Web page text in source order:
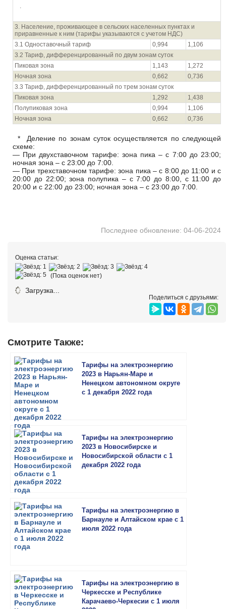
.
3. Население, проживающее в сельских населенных пунктах и
приравненные к ним (тарифы указываются с учетом НДС)
3.1 Одноставочный тариф
0,994
1,106
3.2 Тариф, дифференцированный по двум зонам суток
Пиковая зона
1,143
1,272
Ночная зона
0,662
0,736
3.3 Тариф, дифференцированный по трем зонам суток
Пиковая зона
1,292
1,438
Полупиковая зона
0,994
1,106
Ночная зона
0,662 0,736
* Деление по зонам суток осуществляется по следующей
схеме:
— При двухставочном тарифе: зона пика – с 7:00 до 23:00;
ночная зона – с 23:00 до 7:00.
— При трехставочном тарифе: зона пика – с 8:00 до 11:00 и с
20:00 до 22:00; зона полупика – с 7:00 до 8:00, с 11:00 до
20:00 и с 22:00 до 23:00; ночная зона – с 23:00 до 7:00.
Последнее обновление: 04-06-2024
Оценка статьи:
(Пока оценок нет)
Загрузка...
Поделиться с друзьями:
Смотрите Также:
Тарифы на электроэнергию
2023 в Нарьян-Маре и
Ненецком автономном округе
с 1 декабря 2022 года
Тарифы на электроэнергию
2023 в Новосибирске и
Новосибирской области с 1
декабря 2022 года
Тарифы на электроэнергию в
Барнауле и Алтайском крае с 1
июля 2022 года
Тарифы на электроэнергию в
Черкесске и Республике
Карачаево-Черкесии с 1 июля